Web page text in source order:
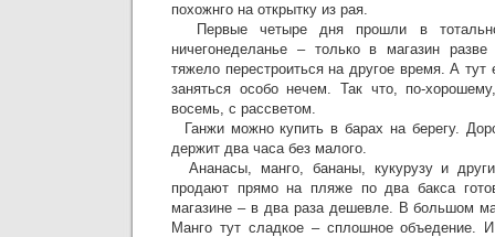
похожнго на открытку из рая.
Первые четыре дня прошли в
ничегонеделанье – только в магазин
тяжело перестроиться на другое время. А
заняться особо нечем. Так что, по-
восемь, с рассветом.
Ганжи можно купить в барах на берегу.
держит два часа без малого.
Ананасы, манго, бананы, кукурузу и
продают прямо на пляже по два бакса
магазине – в два раза дешевле. В большом
Манго тут сладкое – сплошное объедение.